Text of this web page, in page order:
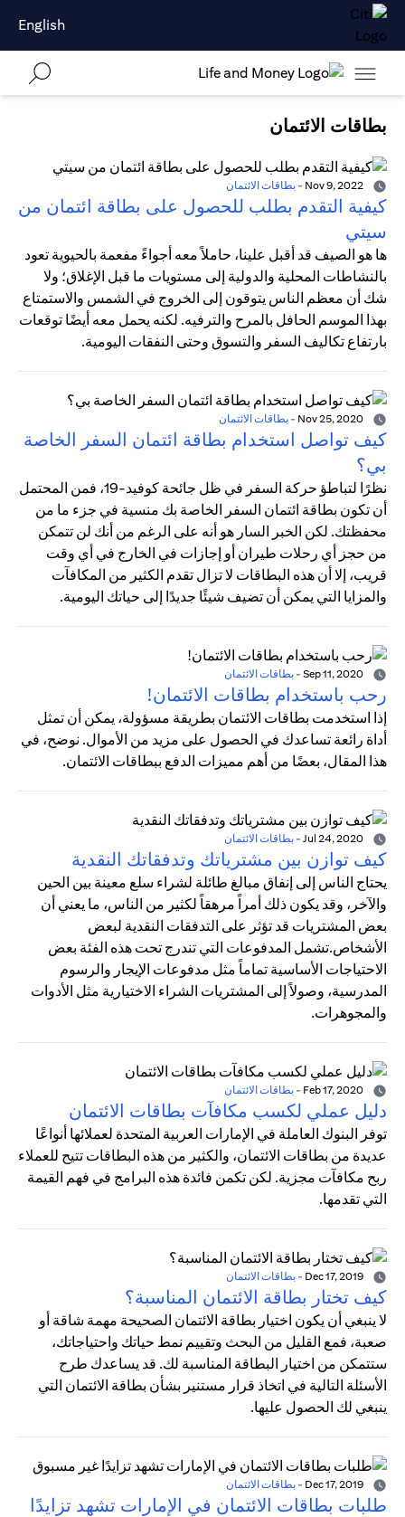
English
بطاقات الائتمان
- بطاقات الائتمان
كيفية التقدم بطلب للحصول على بطاقة ائتمان من
سيتي
ها هو الصيف قد أقبل علينا، حاملاً معه أجواءً مفعمة بالحيوية تعود
بالنشاطات المحلية والدولية إلى مستويات ما قبل الإغلاق؛ ولا
شك أن معظم الناس يتوقون إلى الخروج في الشمس والاستمتاع
بهذا الموسم الحافل بالمرح والترفيه. لكنه يحمل معه أيضًا توقعات
بارتفاع تكاليف السفر والتسوق وحتى النفقات اليومية.
- بطاقات الائتمان
كيف تواصل استخدام بطاقة ائتمان السفر الخاصة
بي؟
نظرًا لتباطؤ حركة السفر في ظل جائحة كوفيد-19، فمن المحتمل
أن تكون بطاقة ائتمان السفر الخاصة بك منسية في جزء ما من
محفظتك. لكن الخبر السار هو أنه على الرغم من أنك لن تتمكن
من حجز أي رحلات طيران أو إجازات في الخارج في أي وقت
قريب، إلا أن هذه البطاقات لا تزال تقدم الكثير من المكافآت
والمزايا التي يمكن أن تضيف شيئًا جديدًا إلى حياتك اليومية.
- بطاقات الائتمان
رحب باستخدام بطاقات الائتمان!
إذا استخدمت بطاقات الائتمان بطريقة مسؤولة، يمكن أن تمثل
أداة رائعة تساعدك في الحصول على مزيد من الأموال. نوضح، في
هذا المقال، بعضًا من أهم مميزات الدفع ببطاقات الائتمان.
- بطاقات الائتمان
كيف توازن بين مشترياتك وتدفقاتك النقدية
يحتاج الناس إلى إنفاق مبالغ طائلة لشراء سلع معينة بين الحين
والآخر، وقد يكون ذلك أمراً مرهقاً لكثير من الناس، ما يعني أن
بعض المشتريات قد تؤثر على التدفقات النقدية لبعض
الأشخاص.تشمل المدفوعات التي تندرج تحت هذه الفئة بعض
الاحتياجات الأساسية تماماً مثل مدفوعات الإيجار والرسوم
المدرسية، وصولاً إلى المشتريات الشراء الاختيارية مثل الأدوات
والمجوهرات.
- بطاقات الائتمان
دليل عملي لكسب مكافآت بطاقات الائتمان
توفر البنوك العاملة في الإمارات العربية المتحدة لعملائها أنواعًا
عديدة من بطاقات الائتمان، والكثير من هذه البطاقات تتيح للعملاء
ربح مكافآت مجزية. لكن تكمن فائدة هذه البرامج في فهم القيمة
التي تقدمها.
- بطاقات الائتمان
كيف تختار بطاقة الائتمان المناسبة؟
لا ينبغي أن يكون اختيار بطاقة الائتمان الصحيحة مهمة شاقة أو
صعبة، فمع القليل من البحث وتقييم نمط حياتك واحتياجاتك،
ستتمكن من اختيار البطاقة المناسبة لك. قد يساعدك طرح
الأسئلة التالية في اتخاذ قرار مستنير بشأن بطاقة الائتمان التي
ينبغي لك الحصول عليها.
- بطاقات الائتمان
طلبات بطاقات الائتمان في الإمارات تشهد تزايدًا